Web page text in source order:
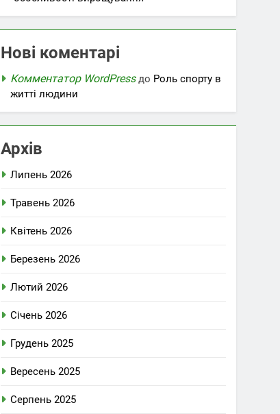
Нові коментарі
Комментатор WordPressдо Роль спорту в
житті людини
Архів
Липень 2026
Травень 2026
Квітень 2026
Березень 2026
Лютий 2026
Січень 2026
Грудень 2025
Вересень 2025
Серпень 2025